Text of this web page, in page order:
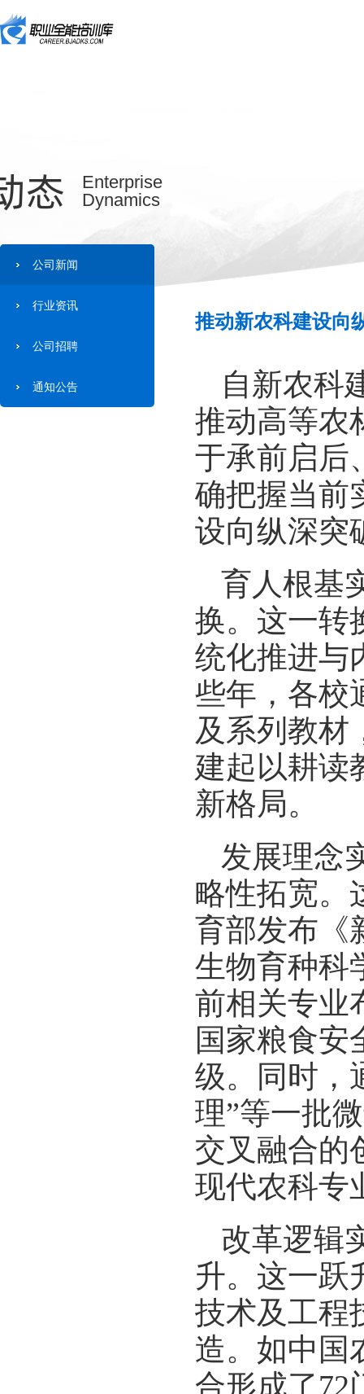
态
Enterprise
Dynamics
公司新闻
行业资讯
公司招聘
通知公告
推动新农科建设向
自新农科
推动高等农
于承前启后
确把握当前
设向纵深突
育人根基
换。这一转
统化推进与
些年，各校
及系列教材
建起以耕读
新格局。
发展理念
略性拓宽。
育部发布《
生物育种科
前相关专业
国家粮食安
级。同时，
理”等一批
交叉融合的
现代农科专
改革逻辑
升。这一跃
技术及工程
造。如中国
合形成了72